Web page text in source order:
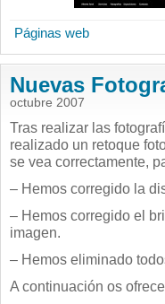
Páginas web
Nuevas
octubre 2007
Tras realizar las
realizado un retoque
se vea correctamente,
– Hemos corregido la
– Hemos corregido el
imagen.
– Hemos eliminado
A continuación os